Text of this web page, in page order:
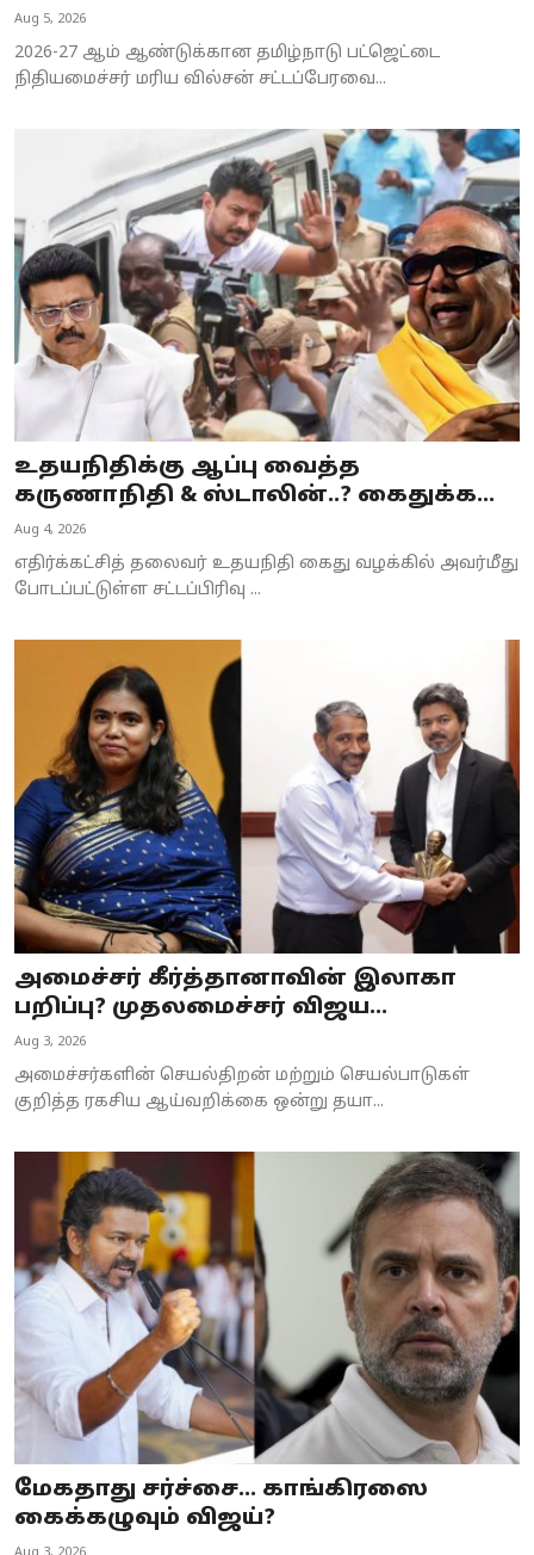
Aug 5, 2026
2026-27 ஆம் ஆண்டுக்கான தமிழ்நாடு பட்ஜெட்டை
நிதியமைச்சர் மரிய வில்சன் சட்டப்பேரவை...
உதயநிதிக்கு ஆப்பு வைத்த
கருணாநிதி & ஸ்டாலின்..? கைதுக்க...
Aug 4, 2026
எதிர்க்கட்சித் தலைவர் உதயநிதி கைது வழக்கில் அவர்மீது
போடப்பட்டுள்ள சட்டப்பிரிவு ...
அமைச்சர் கீர்த்தானாவின் இலாகா
பறிப்பு? முதலமைச்சர் விஜய...
Aug 3, 2026
அமைச்சர்களின் செயல்திறன் மற்றும் செயல்பாடுகள்
குறித்த ரகசிய ஆய்வறிக்கை ஒன்று தயா...
மேகதாது சர்ச்சை... காங்கிரஸை
கைக்கழுவும் விஜய்?